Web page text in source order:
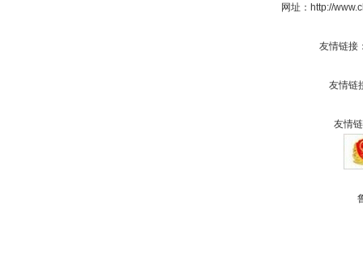
网址： http://
友情链接
友情链
友情